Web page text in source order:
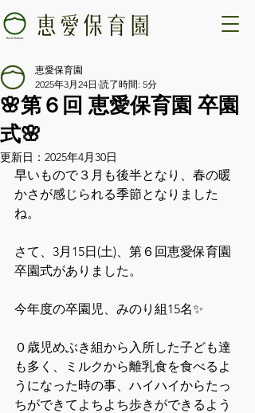
🌸第６回 恵愛保育園 卒園
式🌸
恵愛保育園
2025年3月24日 読了時間: 5分
更新日： 2025年4月30日
早いもので３月も後半となり、春の暖
かさが感じられる季節となりました
ね。
さて、3月15日(土)、第６回恵愛保育園
卒園式がありました。
今年度の卒園児、みのり組15名✨
０歳児めぶき組から入所した子ども達
も多く、ミルクから離乳食を食べるよ
うになった時の事、ハイハイからたっ
ちができてよちよち歩きができるよう